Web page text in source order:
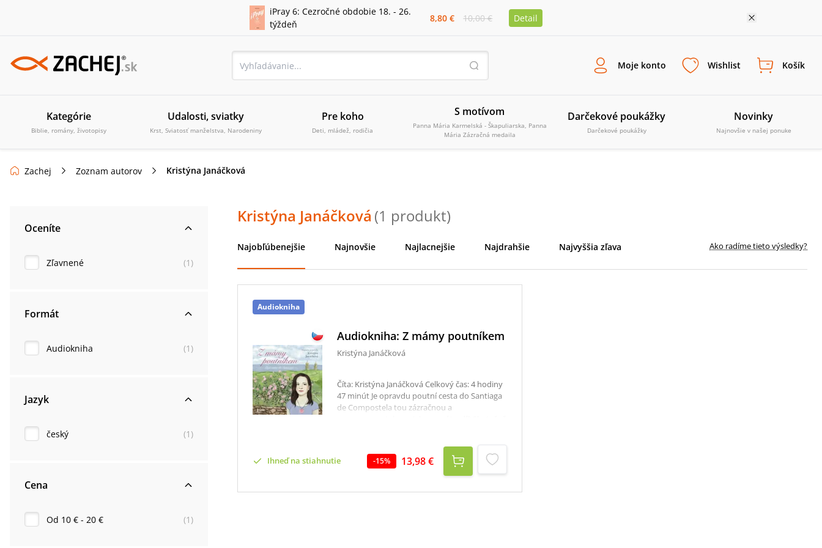
iPray 6: Cezročné obdobie 18. - 26.
týždeň
8,80 € 10,00 € Detail
Moje konto Wishlist Košík
Kategórie
Biblie, romány, životopisy
Udalosti, sviatky
Krst, Sviatosť manželstva, Narodeniny
Pre koho
Deti, mládež, rodičia
S motívom
Panna Mária Karmelská - Škapuliarska, Panna
Mária Zázračná medaila
Darčekové poukážky
Darčekové poukážky
Novinky
Najnovšie v našej ponuke
Zachej Zoznam autorov Kristýna Janáčková
Oceníte
Zľavnené (1 )
Formát
Audiokniha (1 )
Jazyk
český (1 )
Cena
Od 10 € - 20 € (1 )
Kristýna Janáčková (1 produkt)
Najobľúbenejšie Najnovšie Najlacnejšie Najdrahšie Najvyššia zľava Ako radíme tieto výsledky?
Audiokniha
Audiokniha: Z mámy poutníkem
Kristýna Janáčková
Číta: Kristýna Janáčková Celkový čas: 4 hodiny
47 minút Je opravdu poutní cesta do Santiaga
de Compostela tou zázračnou a
možné, že vás může změnit? A vskutku díky ní
začnete věřit na anděly?Audiokniha je velmi
intimním příběhem o ženě, která se rozhodla
zanechat doma své tříleté dítě a svého muže,
Ihneď na stiahnutie -15% 13,98 €